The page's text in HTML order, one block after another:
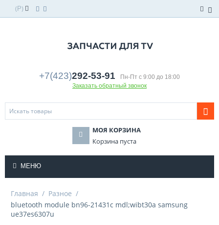
( Р)
+7(423)292-53-91
Пн-Пт с 9:00 до 18:00
Заказать обратный звонок
МОЯ КОРЗИНА
Корзина пуста
МЕНЮ
Главная / Разное /
bluetooth module bn96-21431c mdl;wibt30a samsung
ue37es6307u